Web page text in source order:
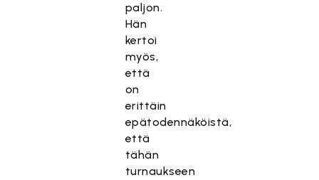
paljon.
Hän
kertoi
myös,
että
on
erittäin
epätodennäköistä,
että
tähän
turnaukseen